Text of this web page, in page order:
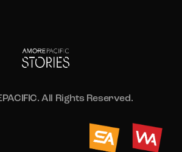
All Rights Reserved.